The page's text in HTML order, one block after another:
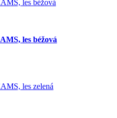
les béžová